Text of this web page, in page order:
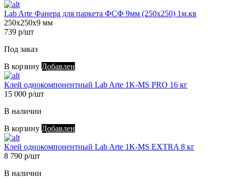
Lab Arte Фанера для паркета ФСФ 9мм (250х250) 1м.кв
250х250х9 мм
739 р/шт
Под заказ
В корзину Добавлен
Клей однокомпонентный Lab Arte 1K-MS PRO 16 кг
15 000 р/шт
В наличии
В корзину Добавлен
Клей однокомпонентный Lab Arte 1K-MS EXTRA 8 кг
8 790 р/шт
В наличии